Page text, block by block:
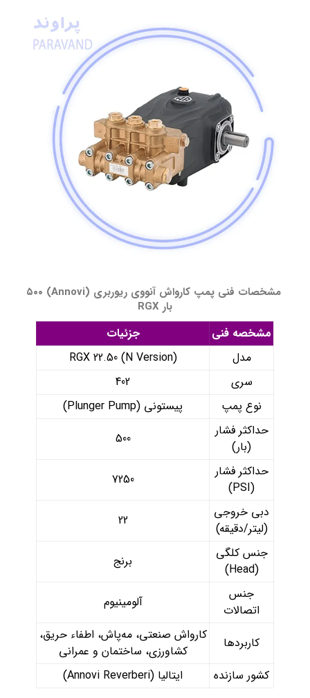
مشخصات فنی پمپ کارواش آنووی ریوربری (Annovi) ۵۰۰
بار RGX
مشخصه فنی
جزئیات
مدل
RGX 22.50 (N Version)
سری
402
نوع پمپ
پیستونی (Plunger Pump)
حداکثر فشار
(بار)
500
حداکثر فشار
(PSI)
7250
دبی خروجی
(لیتر/دقیقه)
22
جنس کلگی
(Head)
برنج
جنس
اتصالات
آلومینیوم
کاربردها
کارواش صنعتی، مه‌پاش، اطفاء حریق،
کشاورزی، ساختمان و عمرانی
کشور سازنده
ایتالیا (Annovi Reverberi)